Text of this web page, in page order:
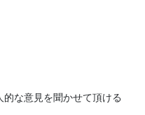
な意見を聞かせて頂ける